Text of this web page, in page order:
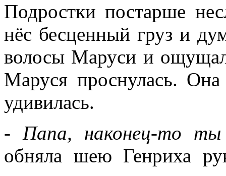
Подростки постарше
нёс бесценный груз и
волосы Маруси и
Маруся проснулась.
удивилась.
- Папа, наконец-то ты
обняла шею Генриха